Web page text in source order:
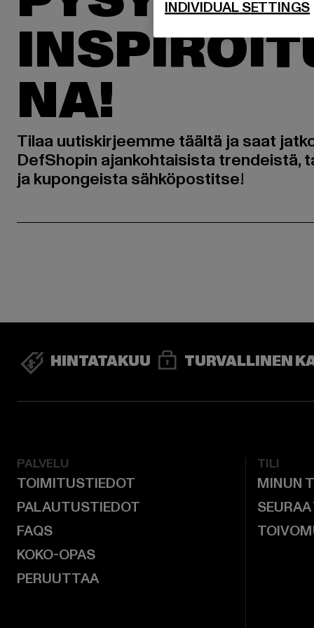
NA!
Tilaa uutiskirjeemme täältä ja saat
DefShopin ajankohtaisista trendeistä,
ja kupongeista sähköpostitse!
HINTATAKUU TURVALLINEN
PALVELU
TOIMITUSTIEDOT
PALAUTUSTIEDOT
FAQS
KOKO-OPAS
PERUUTTAA
TILI
MINUN
INDIVIDUAL SETTINGS